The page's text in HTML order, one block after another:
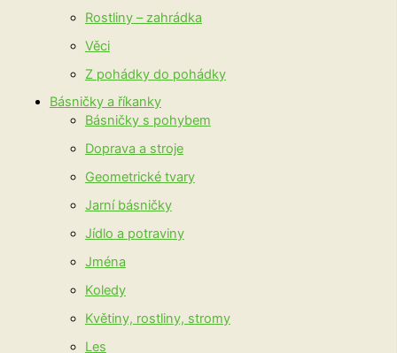
Rostliny – zahrádka
Věci
Z pohádky do pohádky
Básničky a říkanky
Básničky s pohybem
Doprava a stroje
Geometrické tvary
Jarní básničky
Jídlo a potraviny
Jména
Koledy
Květiny, rostliny, stromy
Les